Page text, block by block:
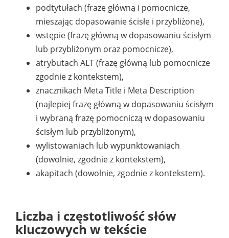
podtytułach (frazę główną i pomocnicze,
mieszając dopasowanie ścisłe i przybliżone),
wstępie (frazę główną w dopasowaniu ścisłym
lub przybliżonym oraz pomocnicze),
atrybutach ALT (frazę główną lub pomocnicze
zgodnie z kontekstem),
znacznikach Meta Title i Meta Description
(najlepiej frazę główną w dopasowaniu ścisłym
i wybraną frazę pomocniczą w dopasowaniu
ścisłym lub przybliżonym),
wylistowaniach lub wypunktowaniach
(dowolnie, zgodnie z kontekstem),
akapitach (dowolnie, zgodnie z kontekstem).
Liczba i częstotliwość słów
kluczowych w tekście